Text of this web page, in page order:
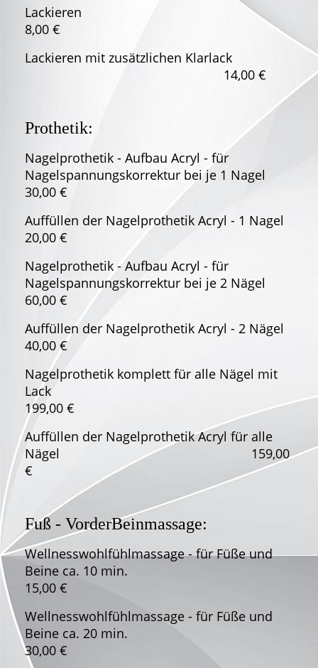
Lackieren
8,00 €
Lackieren mit zusätzlichen Klarlack
14,00 €
Prothetik:
Nagelprothetik - Aufbau Acryl - für
Nagelspannungskorrektur bei je 1 Nagel
30,00 €
Auffüllen der Nagelprothetik Acryl - 1 Nagel
20,00 €
Nagelprothetik - Aufbau Acryl - für
Nagelspannungskorrektur bei je 2 Nägel
60,00 €
Auffüllen der Nagelprothetik Acryl - 2 Nägel
40,00 €
Nagelprothetik komplett für alle Nägel mit
Lack
199,00 €
Auffüllen der Nagelprothetik Acryl für alle
Nägel 159,00
€
Fuß - VorderBeinmassage:
Wellnesswohlfühlmassage - für Füße und
Beine ca. 10 min.
15,00 €
Wellnesswohlfühlmassage - für Füße und
Beine ca. 20 min.
30,00 €